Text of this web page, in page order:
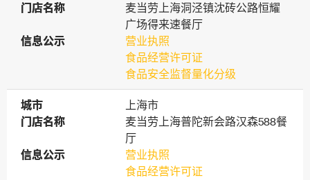
门店名称
门店名称
麦当劳上海洞泾镇沈砖公路恒耀
广场得来速餐厅
信息公示
信息公示
营业执照
食品经营许可证
食品安全监督量化分级
城市
城市
上海市
门店名称
门店名称
麦当劳上海普陀新会路汉森588餐
厅
信息公示
信息公示
营业执照
食品经营许可证